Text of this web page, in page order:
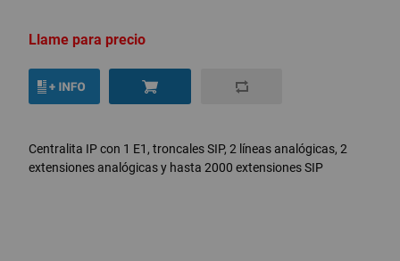
Llame para precio
Centralita IP con 1 E1, troncales SIP, 2 líneas analógicas, 2
extensiones analógicas y hasta 2000 extensiones SIP